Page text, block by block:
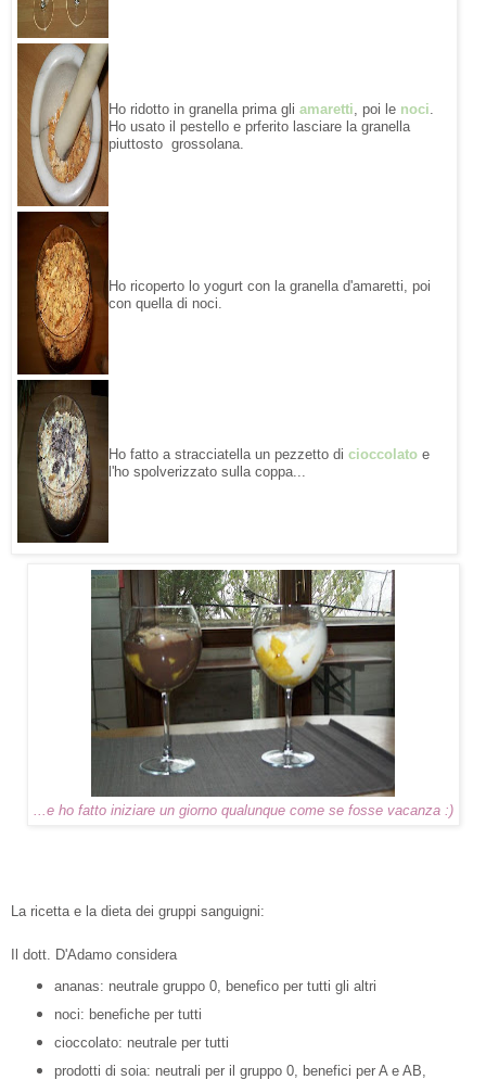
Ho ridotto in granella prima gli amaretti , poi le noci
Ho usato il pestello e prferito lasciare la granella
piuttosto grossolana.
Ho ricoperto lo yogurt con la granella d'amaretti, poi
con quella di noci.
Ho fatto a stracciatella un pezzetto di cioccolato e
l'ho spolverizzato sulla coppa...
...e ho fatto iniziare un giorno qualunque come se fosse vacanza :)
La ricetta e la dieta dei gruppi sanguigni:
Il dott. D'Adamo considera
ananas: neutrale gruppo 0, benefico per tutti gli altri
noci: benefiche per tutti
cioccolato: neutrale per tutti
prodotti di soia: neutrali per il gruppo 0, benefici per A e AB,